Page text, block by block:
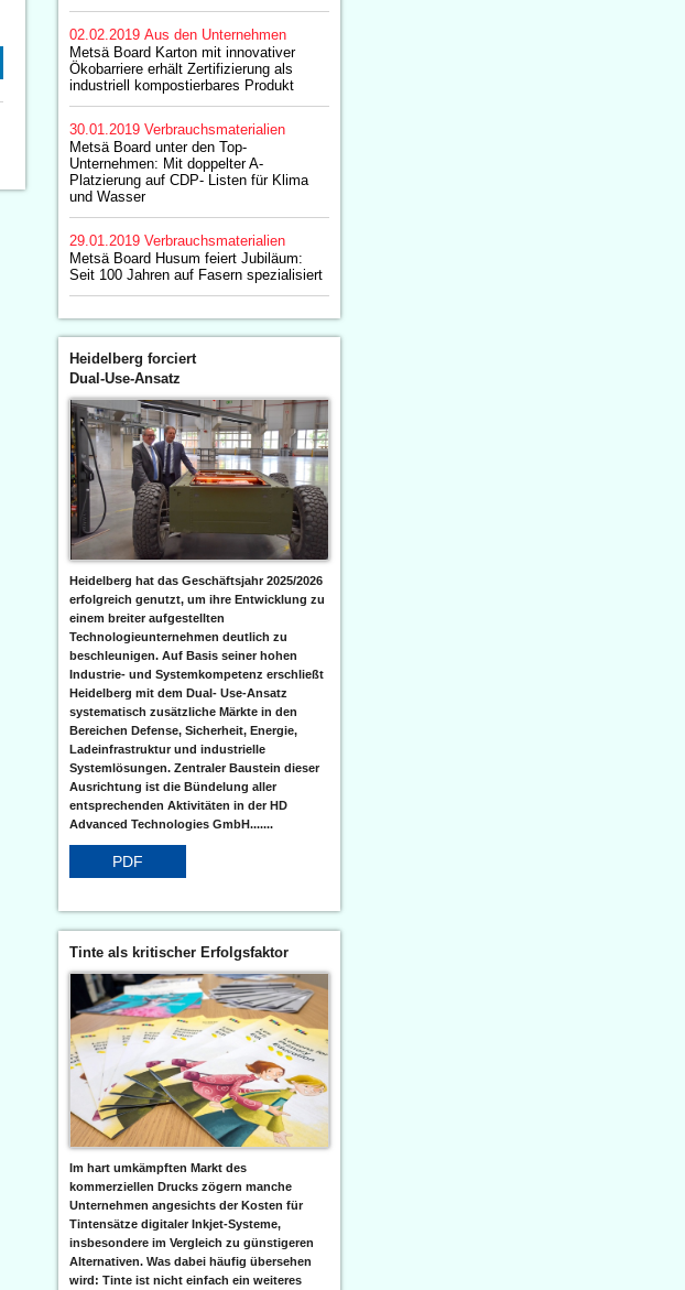
02.02.2019 Aus den Unternehmen
Metsä Board Karton mit innovativer
Ökobarriere erhält Zertifizierung als
industriell kompostierbares Produkt
30.01.2019 Verbrauchsmaterialien
Metsä Board unter den Top-
Unternehmen: Mit doppelter A-
Platzierung auf CDP- Listen für Klima
und Wasser
29.01.2019 Verbrauchsmaterialien
Metsä Board Husum feiert Jubiläum:
Seit 100 Jahren auf Fasern spezialisiert
Heidelberg forciert
Dual-Use-Ansatz
Heidelberg hat das Geschäftsjahr 2025/2026
erfolgreich genutzt, um ihre Entwicklung zu
einem breiter aufgestellten
Technologieunternehmen deutlich zu
beschleunigen. Auf Basis seiner hohen
Industrie- und Systemkompetenz erschließt
Heidelberg mit dem Dual- Use-Ansatz
systematisch zusätzliche Märkte in den
Bereichen Defense, Sicherheit, Energie,
Ladeinfrastruktur und industrielle
Systemlösungen. Zentraler Baustein dieser
Ausrichtung ist die Bündelung aller
entsprechenden Aktivitäten in der HD
Advanced Technologies GmbH.......
PDF
Tinte als kritischer Erfolgsfaktor
Im hart umkämpften Markt des
kommerziellen Drucks zögern manche
Unternehmen angesichts der Kosten für
Tintensätze digitaler Inkjet-Systeme,
insbesondere im Vergleich zu günstigeren
Alternativen. Was dabei häufig übersehen
wird: Tinte ist nicht einfach ein weiteres